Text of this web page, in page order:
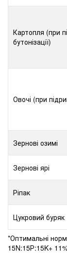
Картопля (при
бутонізації)
Овочі (при
Зернові озимі
Зернові ярі
Ріпак
Цукровий буряк
*Оптимальні
15N:15Р:15K+